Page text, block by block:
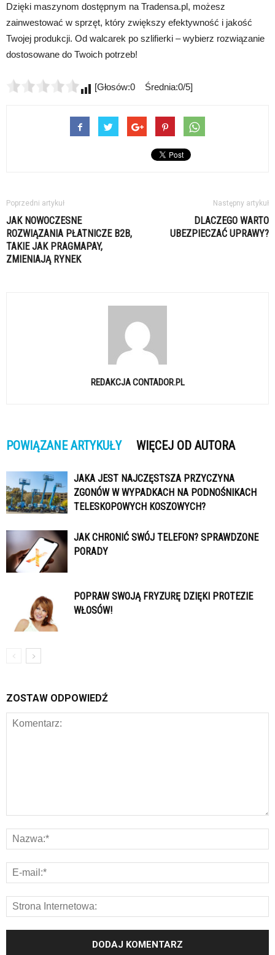
Dzięki maszynom dostępnym na Tradensa.pl, możesz
zainwestować w sprzęt, który zwiększy efektywność i jakość
Twojej produkcji. Od walcarek po szlifierki – wybierz rozwiązanie
dostosowane do Twoich potrzeb!
[Głosów:0 Średnia:0/5]
Poprzedni artykuł
JAK NOWOCZESNE
ROZWIĄZANIA PŁATNICZE B2B,
TAKIE JAK PRAGMAPAY,
ZMIENIAJĄ RYNEK
Następny artykuł
DLACZEGO WARTO
UBEZPIECZAĆ UPRAWY?
REDAKCJA CONTADOR.PL
POWIĄZANE ARTYKUŁY WIĘCEJ OD AUTORA
JAKA JEST NAJCZĘSTSZA PRZYCZYNA
ZGONÓW W WYPADKACH NA PODNOŚNIKACH
TELESKOPOWYCH KOSZOWYCH?
JAK CHRONIĆ SWÓJ TELEFON? SPRAWDZONE
PORADY
POPRAW SWOJĄ FRYZURĘ DZIĘKI PROTEZIE
WŁOSÓW!
ZOSTAW ODPOWIEDŹ